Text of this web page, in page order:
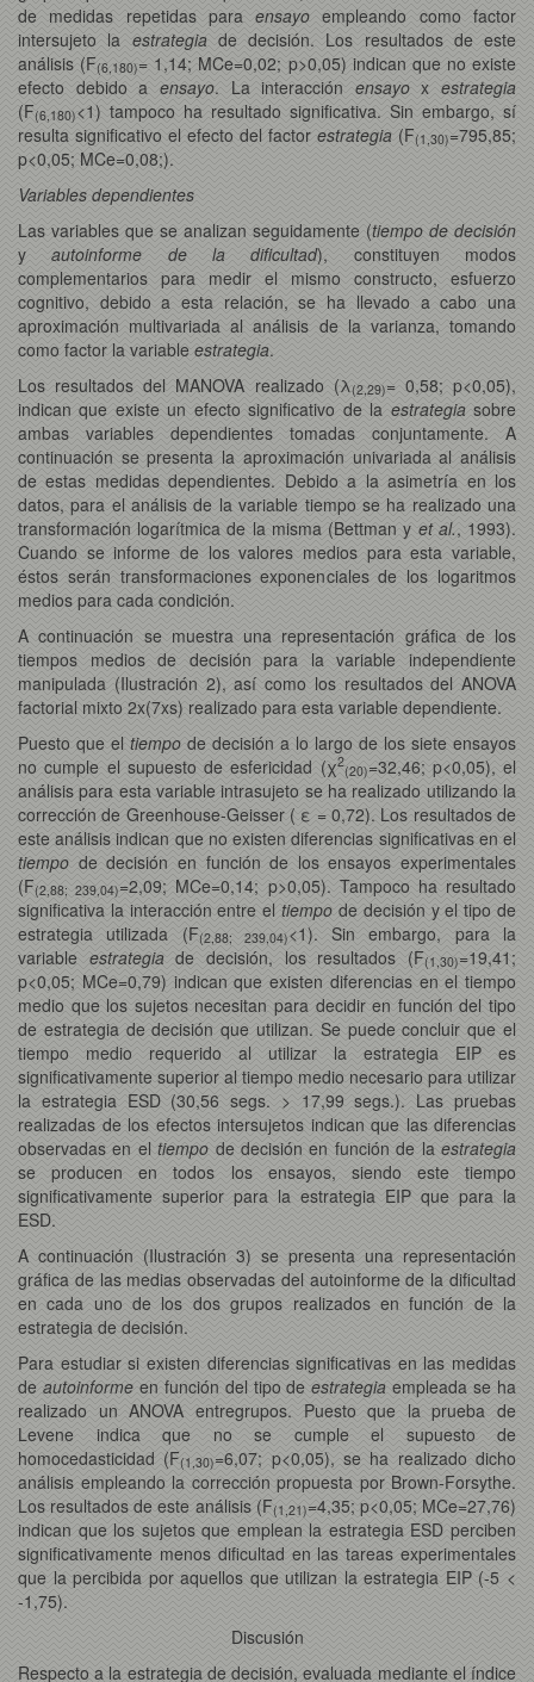
de medidas repetidas paraensayo empleando como factor
intersujeto la estrategia de decisión. Los resultados de este
análisis (F(6,180)= 1,14; MCe=0,02; p>0,05) indican que no existe
efecto debido a ensayo. La interacción ensayox estrategia
(F(6,180)<1) tampoco ha resultado significativa. Sin embargo, sí
resulta significativo el efecto del factor estrategia (F(1,30)=795,85;
p<0,05; MCe=0,08;).
Variables dependientes
Las variables que se analizan seguidamente (tiempo de decisión
yautoinforme de la dificultad), constituyen modos
complementarios para medir el mismo constructo, esfuerzo
cognitivo, debido a esta relación, se ha llevado a cabo una
aproximación multivariada al análisis de la varianza, tomando
como factor la variable estrategia.
Los resultados del MANOVA realizado (λ(2,29)= 0,58; p<0,05),
indican que existe un efecto significativo de la estrategiasobre
ambas variables dependientes tomadas conjuntamente. A
continuación se presenta la aproximación univariada al análisis
de estas medidas dependientes. Debido a la asimetría en los
datos, para el análisis de la variable tiempo se ha realizado una
transformación logarítmica de la misma (Bettman y et al., 1993).
Cuando se informe de los valores medios para esta variable,
éstos serán transformaciones exponenciales de los logaritmos
medios para cada condición.
A continuación se muestra una representación gráfica de los
tiempos medios de decisión para la variable independiente
manipulada (Ilustración 2), así como los resultados del ANOVA
factorial mixto 2x(7xs) realizado para esta variable dependiente.
Puesto que el tiempo de decisión a lo largo de los siete ensayos
no cumple el supuesto de esfericidad (χ2
(20)=32,46; p<0,05), el
análisis para esta variable intrasujeto se ha realizado utilizando la
corrección de Greenhouse-Geisser ( ε = 0,72). Los resultados de
este análisis indican que no existen diferencias significativas en el
tiempo de decisión en función de los ensayos experimentales
(F(2,88; 239,04)=2,09; MCe=0,14; p>0,05). Tampoco ha resultado
significativa la interacción entre eltiempo de decisión y el tipo de
estrategia utilizada (F(2,88; 239,04)<1). Sin embargo, para la
variable estrategiade decisión, los resultados (F(1,30)=19,41;
p<0,05; MCe=0,79) indican que existen diferencias en el tiempo
medio que los sujetos necesitan para decidir en función del tipo
de estrategia de decisión que utilizan. Se puede concluir que el
tiempo medio requerido al utilizar la estrategia EIP es
significativamente superior al tiempo medio necesario para utilizar
la estrategia ESD (30,56 segs. > 17,99 segs.). Las pruebas
realizadas de los efectos intersujetos indican que las diferencias
observadas en eltiempo de decisión en función de laestrategia
se producen en todos los ensayos, siendo este tiempo
significativamente superior para la estrategia EIP que para la
ESD.
A continuación (Ilustración 3) se presenta una representación
gráfica de las medias observadas del autoinforme de la dificultad
en cada uno de los dos grupos realizados en función de la
estrategia de decisión.
Para estudiar si existen diferencias significativas en las medidas
de autoinformeen función del tipo deestrategia empleada se ha
realizado un ANOVA entregrupos. Puesto que la prueba de
Levene indica que no se cumple el supuesto de
homocedasticidad (F(1,30)=6,07; p<0,05), se ha realizado dicho
análisis empleando la corrección propuesta por Brown-Forsythe.
Los resultados de este análisis (F(1,21)=4,35; p<0,05; MCe=27,76)
indican que los sujetos que emplean la estrategia ESD perciben
significativamente menos dificultad en las tareas experimentales
que la percibida por aquellos que utilizan la estrategia EIP (-5 <
-1,75).
Discusión
Respecto a la estrategia de decisión, evaluada mediante el índice